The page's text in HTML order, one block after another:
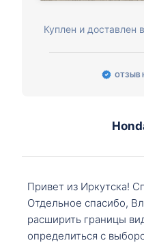
Куплен и доставлен
ОТЗЫВ
Привет из Иркутска!
Отдельное спасибо,
расширить границы
определиться с